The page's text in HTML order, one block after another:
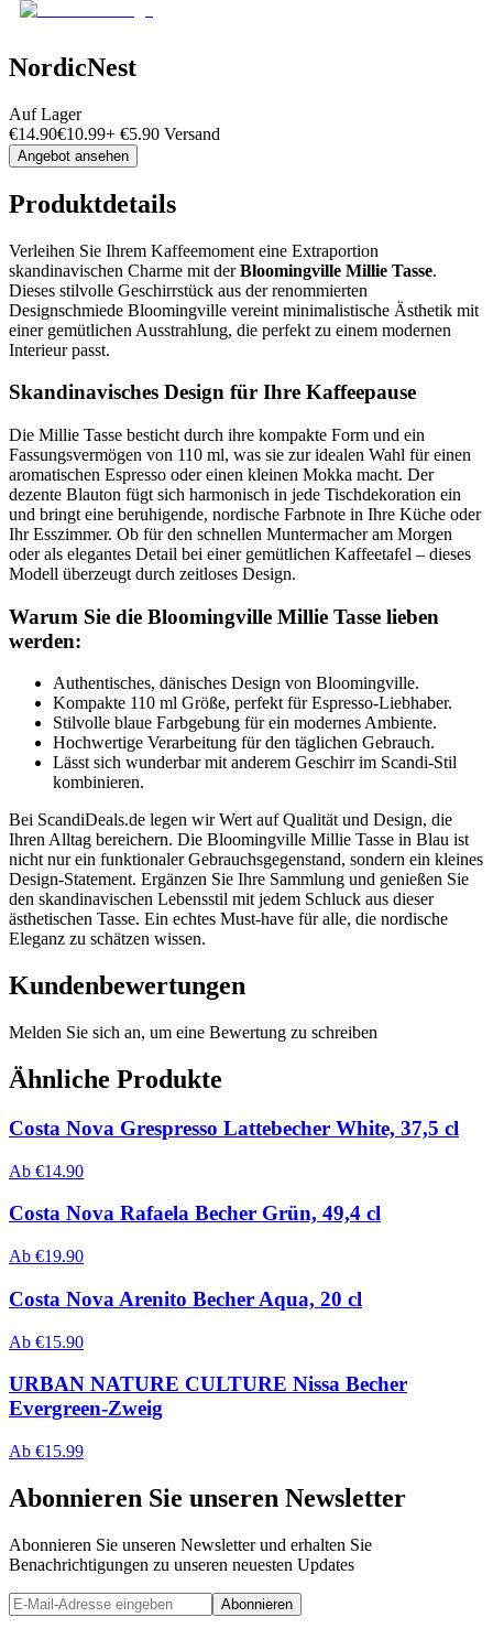
NordicNest
Auf Lager
€14.90€10.99+ €5.90 Versand
Angebot ansehen
Produktdetails
Verleihen Sie Ihrem Kaffeemoment eine Extraportion
skandinavischen Charme mit derBloomingville Millie Tasse.
Dieses stilvolle Geschirrstück aus der renommierten
Designschmiede Bloomingville vereint minimalistische Ästhetik mit
einer gemütlichen Ausstrahlung, die perfekt zu einem modernen
Interieur passt.
Skandinavisches Design für Ihre Kaffeepause
Die Millie Tasse besticht durch ihre kompakte Form und ein
Fassungsvermögen von 110 ml, was sie zur idealen Wahl für einen
aromatischen Espresso oder einen kleinen Mokka macht. Der
dezente Blauton fügt sich harmonisch in jede Tischdekoration ein
und bringt eine beruhigende, nordische Farbnote in Ihre Küche oder
Ihr Esszimmer. Ob für den schnellen Muntermacher am Morgen
oder als elegantes Detail bei einer gemütlichen Kaffeetafel – dieses
Modell überzeugt durch zeitloses Design.
Warum Sie die Bloomingville Millie Tasse lieben
werden:
Authentisches, dänisches Design von Bloomingville.
Kompakte 110 ml Größe, perfekt für Espresso-Liebhaber.
Stilvolle blaue Farbgebung für ein modernes Ambiente.
Hochwertige Verarbeitung für den täglichen Gebrauch.
Lässt sich wunderbar mit anderem Geschirr im Scandi-Stil
kombinieren.
Bei ScandiDeals.de legen wir Wert auf Qualität und Design, die
Ihren Alltag bereichern. Die Bloomingville Millie Tasse in Blau ist
nicht nur ein funktionaler Gebrauchsgegenstand, sondern ein kleines
Design-Statement. Ergänzen Sie Ihre Sammlung und genießen Sie
den skandinavischen Lebensstil mit jedem Schluck aus dieser
ästhetischen Tasse. Ein echtes Must-have für alle, die nordische
Eleganz zu schätzen wissen.
Kundenbewertungen
Melden Sie sich an, um eine Bewertung zu schreiben
Ähnliche Produkte
Costa Nova Grespresso Lattebecher White, 37,5 cl
Ab €14.90
Costa Nova Rafaela Becher Grün, 49,4 cl
Ab €19.90
Costa Nova Arenito Becher Aqua, 20 cl
Ab €15.90
URBAN NATURE CULTURE Nissa Becher
Evergreen-Zweig
Ab €15.99
Abonnieren Sie unseren Newsletter
Abonnieren Sie unseren Newsletter und erhalten Sie
Benachrichtigungen zu unseren neuesten Updates
Abonnieren